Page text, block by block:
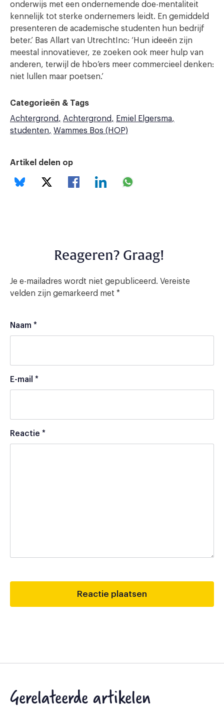
onderwijs met een ondernemende doe-mentaliteit
kennelijk tot sterke ondernemers leidt. En gemiddeld
presenteren de academische studenten hun bedrijf
beter.’ Bas Allart van UtrechtInc: ‘Hun ideeën zijn
meestal innovatiever, ze zoeken ook meer hulp van
anderen, terwijl de hbo’ers meer commercieel denken:
niet lullen maar poetsen.’
Categorieën & Tags
Achtergrond
Achtergrond
Emiel Elgersma
studenten
Wammes Bos (HOP)
Artikel delen op
Reageren? Graag!
Je e-mailadres wordt niet gepubliceerd. Vereiste
velden zijn gemarkeerd met *
Naam *
E-mail *
Reactie *
Gerelateerde artikelen